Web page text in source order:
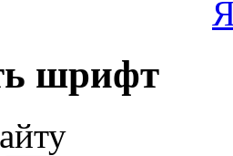
шрифт